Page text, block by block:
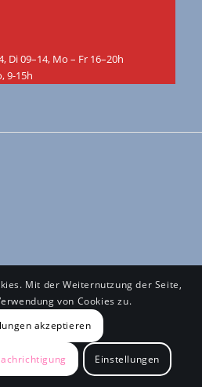
Di 09–14, Mo – Fr 16–20h
9-15h
Mit der Weiternutzung der Seite,
von Cookies zu.
akzeptieren
Einstellungen